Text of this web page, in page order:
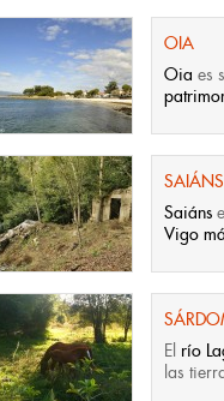
OIA
Oia es
SAIÁNS
Saiáns
Vigo
El río
las